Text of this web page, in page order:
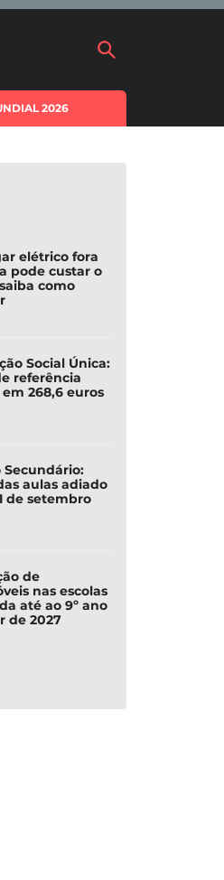
2026
elétrico fora
pode custar o
como
Social Única:
referência
268,6 euros
Secundário:
aulas adiado
de setembro
de
nas escolas
até ao 9º ano
de 2027